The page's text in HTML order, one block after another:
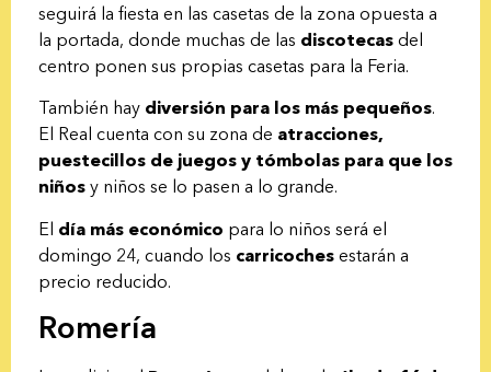
seguirá la fiesta en las casetas de la zona opuesta a
la portada, donde muchas de las discotecas del
centro ponen sus propias casetas para la Feria.
También hay diversión para los más pequeños.
El Real cuenta con su zona de atracciones,
puestecillos de juegos y tómbolas para que los
niños y niños se lo pasen a lo grande.
El día más económico para lo niños será el
domingo 24, cuando los carricoches estarán a
precio reducido.
Romería